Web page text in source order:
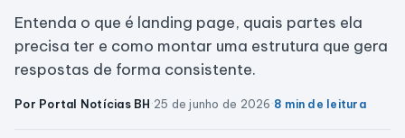
Entenda o que é landing page, quais partes ela
precisa ter e como montar uma estrutura que gera
respostas de forma consistente.
Por Portal Notícias BH·25 de junho de 2026·8 min de leitura